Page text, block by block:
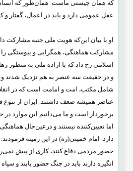
که همان چیستی ماست. همان‌طور که
عقل عمومی دارد و باید در اعمال، گفتار و
او با بیان اینکه هویت ملی جنبه مشارکت
مشارکت هماهنگی، همگرایی و پیوستگی را
اسلامی رخ داد که با اراده ملی به منظور
و در حقیقت سه عنصر به هم نزدیک شدند و
شامل مکتب، امت و امامت است که در
عناصر همیشه ضعف داشتند. ایران از تنوع
برخوردار است و ما می‌دانیم این موارد در
اما تعیین‌کننده نیستند و درعین‌حال
دارد. امام خمینی(ره) در این زمینه
حضور مردمی دفاع کنند، کاری از پیش
انگیزه دارند باید در جنگ حضور یابند و